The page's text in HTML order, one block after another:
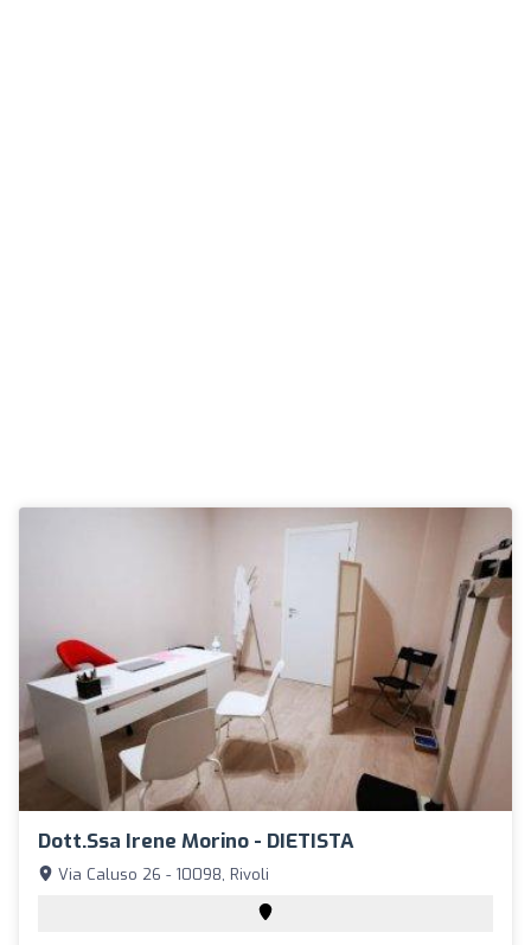
Dott.ssa Irene Morino - DIETISTA
Via Caluso 26 - 10098, Rivoli